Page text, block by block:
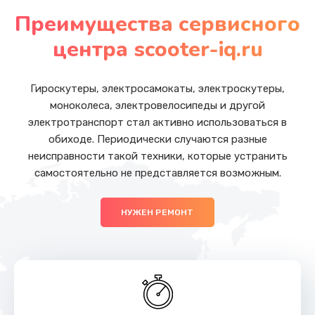
Заказать
от 990 руб.
Заказать
Замена жесткого диска
от 490 руб.
Замена оперативной памяти
Замена экрана
Преимущества сервисного
центра scooter-iq.ru
Гироскутеры, электросамокаты, электроскутеры,
моноколеса, электровелосипеды и другой
электротранспорт стал активно использоваться в
обиходе. Периодически случаются разные
неисправности такой техники, которые устранить
самостоятельно не представляется возможным.
НУЖЕН РЕМОНТ